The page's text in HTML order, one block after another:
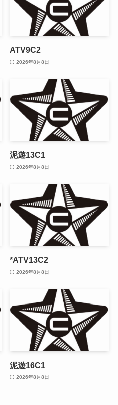
ATV9C2
2026年8月8日
泥遊13C1
2026年8月8日
*ATV13C2
2026年8月8日
泥遊16C1
2026年8月8日